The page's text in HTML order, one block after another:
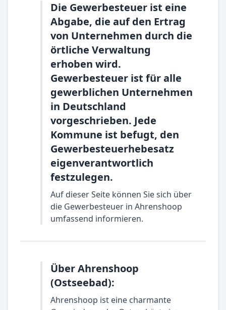
Die Gewerbesteuer ist eine
Abgabe, die auf den Ertrag
von Unternehmen durch die
örtliche Verwaltung
erhoben wird.
Gewerbesteuer ist für alle
gewerblichen Unternehmen
in Deutschland
vorgeschrieben. Jede
Kommune ist befugt, den
Gewerbesteuerhebesatz
eigenverantwortlich
festzulegen.
Auf dieser Seite können Sie sich über
die Gewerbesteuer in Ahrenshoop
umfassend informieren.
Über Ahrenshoop
(Ostseebad):
Ahrenshoop ist eine charmante